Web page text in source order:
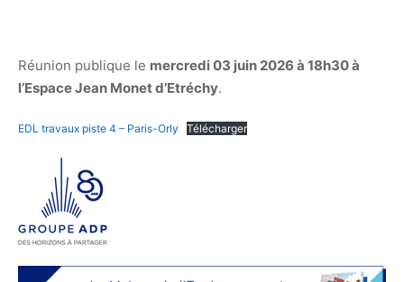
Réunion publique le mercredi 03 juin 2026 à 18h30 à
l’Espace Jean Monet d’Etréchy.
EDL travaux piste 4 – Paris-Orly Télécharger